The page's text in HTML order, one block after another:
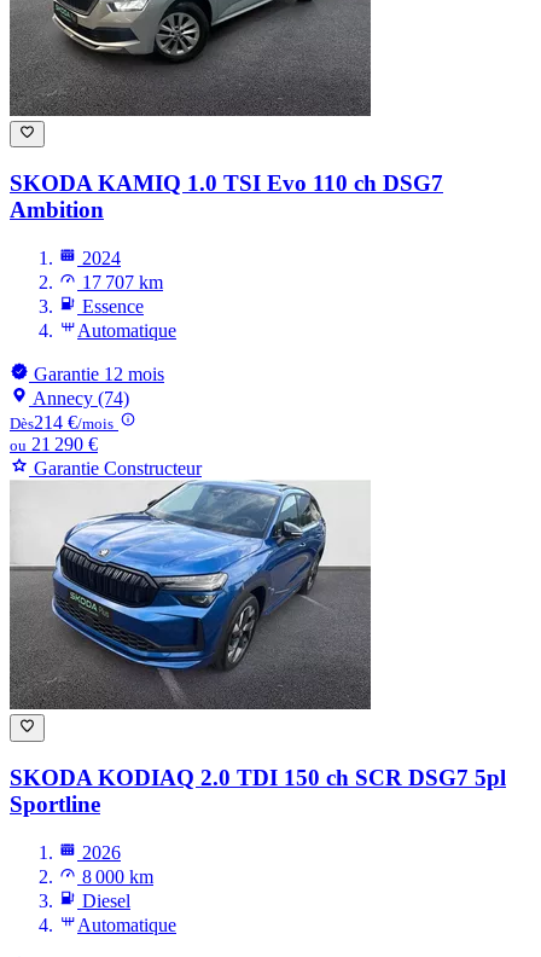
SKODA KAMIQ 1.0 TSI Evo 110 ch DSG7
Ambition
2024
17 707 km
Essence
Automatique
Garantie 12 mois
Annecy (74)
Dès214 €/mois
ou 21 290 €
Garantie Constructeur
SKODA KODIAQ 2.0 TDI 150 ch SCR DSG7 5pl
Sportline
2026
8 000 km
Diesel
Automatique